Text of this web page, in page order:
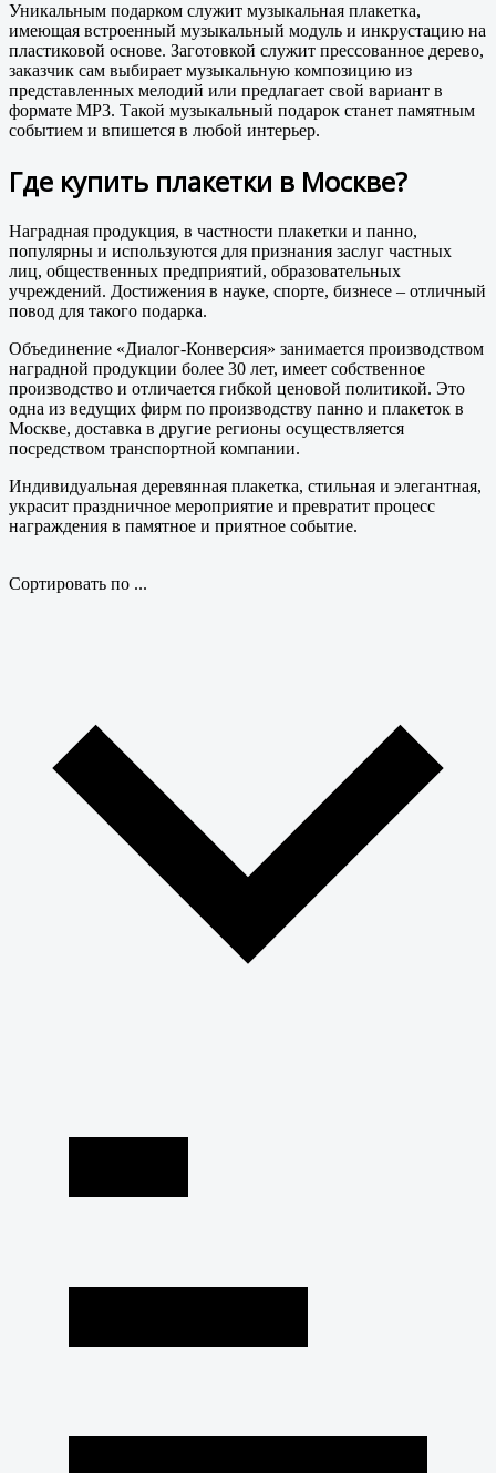
Уникальным подарком служит музыкальная плакетка,
имеющая встроенный музыкальный модуль и инкрустацию на
пластиковой основе. Заготовкой служит прессованное дерево,
заказчик сам выбирает музыкальную композицию из
представленных мелодий или предлагает свой вариант в
формате МР3. Такой музыкальный подарок станет памятным
событием и впишется в любой интерьер.
Где купить плакетки в Москве?
Наградная продукция, в частности плакетки и панно,
популярны и используются для признания заслуг частных
лиц, общественных предприятий, образовательных
учреждений. Достижения в науке, спорте, бизнесе – отличный
повод для такого подарка.
Объединение «Диалог-Конверсия» занимается производством
наградной продукции более 30 лет, имеет собственное
производство и отличается гибкой ценовой политикой. Это
одна из ведущих фирм по производству панно и плакеток в
Москве, доставка в другие регионы осуществляется
посредством транспортной компании.
Индивидуальная деревянная плакетка, стильная и элегантная,
украсит праздничное мероприятие и превратит процесс
награждения в памятное и приятное событие.
Сортировать по ...